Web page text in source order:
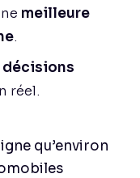
meilleure
.
réel.
qu’environ